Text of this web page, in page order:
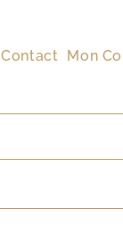
Contact Mon